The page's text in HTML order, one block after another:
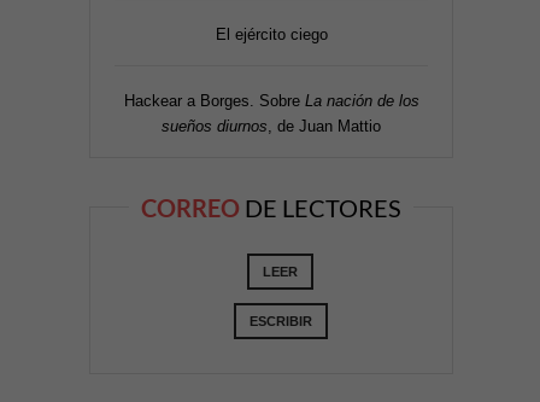
El ejército ciego
Hackear a Borges. Sobre La nación de los
sueños diurnos , de Juan Mattio
CORREO DE LECTORES
LEER
ESCRIBIR